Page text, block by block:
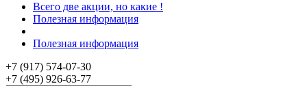
Всего две акции, но какие !
Полезная информация
Полезная информация
+7 (917) 574-07-30
+7 (495) 926-63-77